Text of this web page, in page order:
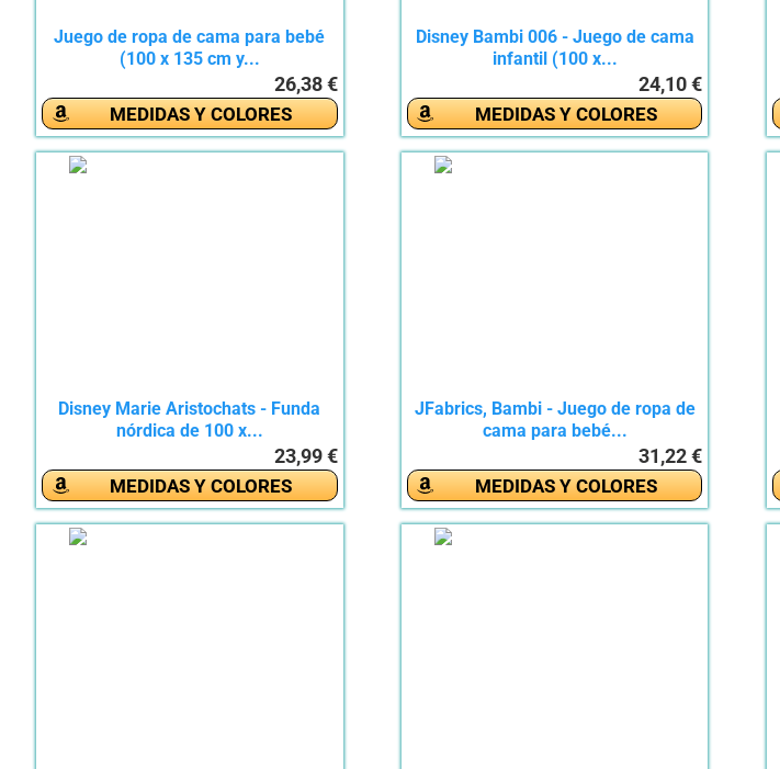
Juego de ropa de cama para bebé
(100 x 135 cm y...
26,38 €
MEDIDAS Y COLORES
Disney Bambi 006 - Juego de cama
infantil (100 x...
24,10 €
MEDIDAS Y COLORES
Disney Marie Aristochats - Funda
nórdica de 100 x...
23,99 €
MEDIDAS Y COLORES
JFabrics, Bambi - Juego de ropa de
cama para bebé...
31,22 €
MEDIDAS Y COLORES